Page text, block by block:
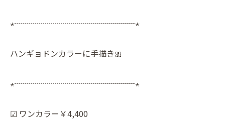
⋆┈┈┈┈┈┈┈┈┈┈┈┈┈┈┈⋆
ハンギョドンカラーに手描き🎀
⋆┈┈┈┈┈┈┈┈┈┈┈┈┈┈┈⋆
︎︎︎︎︎︎︎︎☑︎︎︎︎︎︎︎ ワンカラー￥4,400